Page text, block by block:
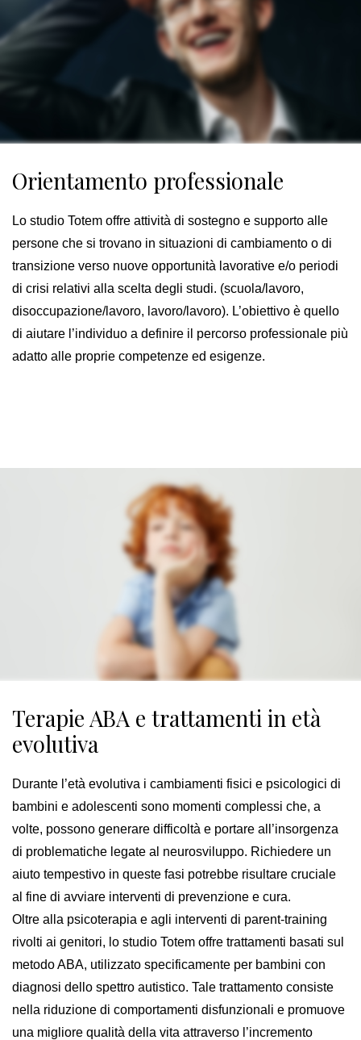
Orientamento professionale
Lo studio Totem offre attività di sostegno e supporto alle
persone che si trovano in situazioni di cambiamento o di
transizione verso nuove opportunità lavorative e/o periodi
di crisi relativi alla scelta degli studi. (scuola/lavoro,
disoccupazione/lavoro, lavoro/lavoro). L’obiettivo è quello
di aiutare l’individuo a definire il percorso professionale più
adatto alle proprie competenze ed esigenze.
Terapie ABA e trattamenti in età
evolutiva
Durante l’età evolutiva i cambiamenti fisici e psicologici di
bambini e adolescenti sono momenti complessi che, a
volte, possono generare difficoltà e portare all’insorgenza
di problematiche legate al neurosviluppo. Richiedere un
aiuto tempestivo in queste fasi potrebbe risultare cruciale
al fine di avviare interventi di prevenzione e cura.
Oltre alla psicoterapia e agli interventi di parent-training
rivolti ai genitori, lo studio Totem offre trattamenti basati sul
metodo ABA, utilizzato specificamente per bambini con
diagnosi dello spettro autistico. Tale trattamento consiste
nella riduzione di comportamenti disfunzionali e promuove
una migliore qualità della vita attraverso l’incremento